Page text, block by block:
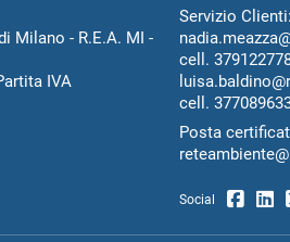
Milano - R.E.A. MI -
IVA
Servizio Clienti:
cell.
cell.
Posta
Social